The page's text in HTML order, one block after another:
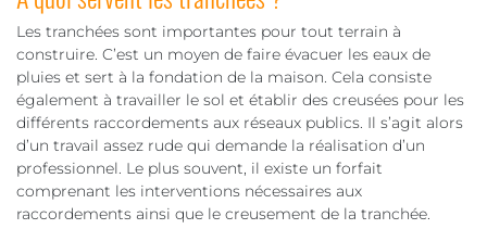
Les tranchées sont importantes pour tout terrain à
construire. C’est un moyen de faire évacuer les eaux de
pluies et sert à la fondation de la maison. Cela consiste
également à travailler le sol et établir des creusées pour les
différents raccordements aux réseaux publics. Il s’agit alors
d’un travail assez rude qui demande la réalisation d’un
professionnel. Le plus souvent, il existe un forfait
comprenant les interventions nécessaires aux
raccordements ainsi que le creusement de la tranchée.